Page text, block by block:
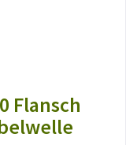
Flansch